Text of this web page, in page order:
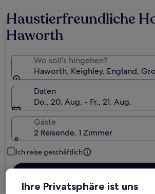
Haustierfreundliche
Haworth
Wo soll’s hingehen?
Haworth, Keighley, England,
Daten
Do., 20. Aug. - Fr., 21. Aug.
Gäste
2 Reisende, 1 Zimmer
Ich reise geschäftlich
Ihre Privatsphäre ist uns